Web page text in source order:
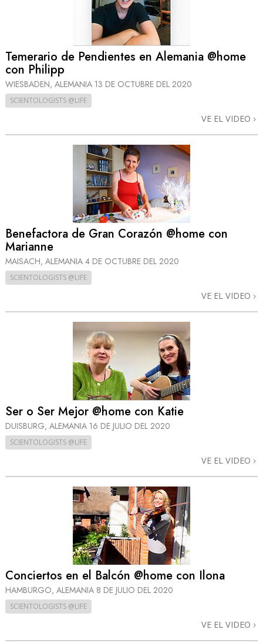
Temerario de Pendientes en Alemania @home
con Philipp
WIESBADEN, ALEMANIA 13 DE OCTUBRE DEL 2020
SCIENTOLOGISTS @LIFE
VE EL VIDEO
Benefactora de Gran Corazón @home con
Marianne
MAISACH, ALEMANIA 4 DE OCTUBRE DEL 2020
SCIENTOLOGISTS @LIFE
VE EL VIDEO
Ser o Ser Mejor @home con Katie
DUISBURG, ALEMANIA 16 DE JULIO DEL 2020
SCIENTOLOGISTS @LIFE
VE EL VIDEO
Conciertos en el Balcón @home con Ilona
HAMBURGO, ALEMANIA 8 DE JULIO DEL 2020
SCIENTOLOGISTS @LIFE
VE EL VIDEO